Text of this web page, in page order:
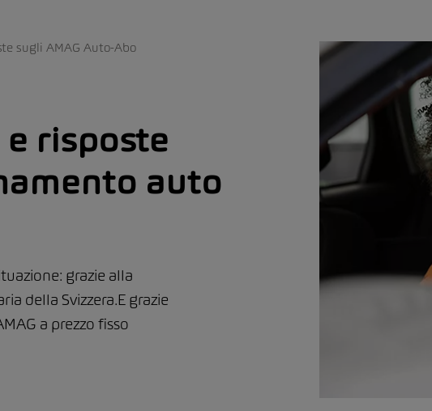
sugli AMAG Auto-Abo
risposte
auto
grazie alla
della Svizzera.E grazie
a prezzo fisso